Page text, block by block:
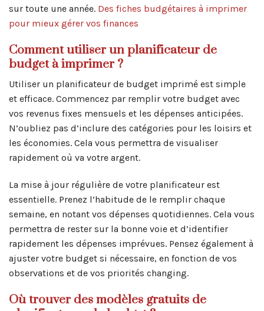
sur toute une année. Des fiches budgétaires à imprimer
pour mieux gérer vos finances
Comment utiliser un planificateur de
budget à imprimer ?
Utiliser un planificateur de budget imprimé est simple
et efficace. Commencez par remplir votre budget avec
vos revenus fixes mensuels et les dépenses anticipées.
N’oubliez pas d’inclure des catégories pour les loisirs et
les économies. Cela vous permettra de visualiser
rapidement où va votre argent.
La mise à jour régulière de votre planificateur est
essentielle. Prenez l’habitude de le remplir chaque
semaine, en notant vos dépenses quotidiennes. Cela vous
permettra de rester sur la bonne voie et d’identifier
rapidement les dépenses imprévues. Pensez également à
ajuster votre budget si nécessaire, en fonction de vos
observations et de vos priorités changing.
Où trouver des modèles gratuits de